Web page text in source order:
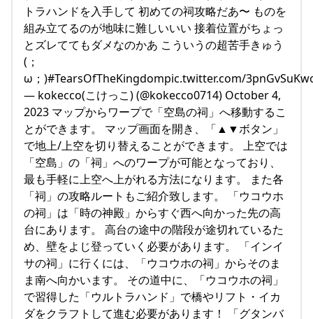
トラハンドを入手して 初めての祠攻略だあ〜 ものを
組み立てるのが地味に難しいいい 接着位置がちょっ
とズレててもダメなのかあ こういうの超苦手きゅう
(；
ω；)#TearsOfTheKingdompic.twitter.com/
— kokecco(こけっこ) (@kokecco0714) October 4,
2023 マップからワープで「空島の祠」へ移動するこ
とができます。 マップ画面を開き、「▲▼ボタン」
で地上/上空を切り替えることができます。 上空では
「空島」の「祠」へのワープが可能となっており、
最も手軽に上空へ上がれる方法になります。 また各
「祠」の攻略ルートもご紹介致します。 「ウコウホ
の祠」は「時の神殿」からすぐ西へ向かった先の高
台にあります。 高台の途中の階段が途切れているた
め、壁をよじ登っていく必要があります。 「インイ
サの祠」に行くには、「ウコウホの祠」からそのま
ま南へ向かいます。 その道中に、「ウコウホの祠」
で習得した「ウルトラハンド」で橋やリフト・イカ
ダをクラフトして進む必要があります！ 「グタンバ